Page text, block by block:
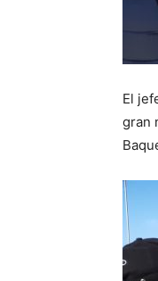
El
gran